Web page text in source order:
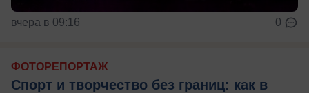
вчера в 09:16 0
ФОТОРЕПОРТАЖ
Спорт и творчество без границ: как в